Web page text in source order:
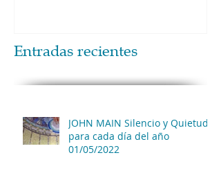
Entradas recientes
JOHN MAIN Silencio y Quietud
para cada día del año
01/05/2022